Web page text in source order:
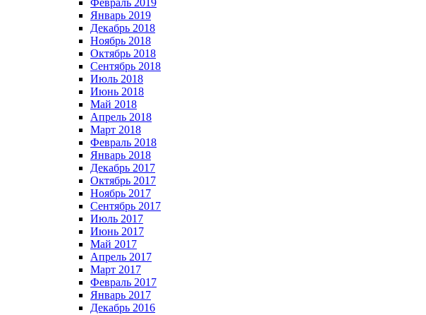
Февраль 2019
Январь 2019
Декабрь 2018
Ноябрь 2018
Октябрь 2018
Сентябрь 2018
Июль 2018
Июнь 2018
Май 2018
Апрель 2018
Март 2018
Февраль 2018
Январь 2018
Декабрь 2017
Октябрь 2017
Ноябрь 2017
Сентябрь 2017
Июль 2017
Июнь 2017
Май 2017
Апрель 2017
Март 2017
Февраль 2017
Январь 2017
Декабрь 2016